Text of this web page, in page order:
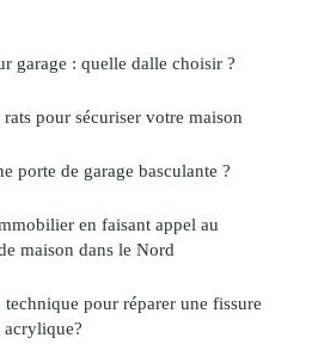
garage : quelle dalle choisir ?
pour sécuriser votre maison
porte de garage basculante ?
en faisant appel au
maison dans le Nord
pour réparer une fissure
acrylique?